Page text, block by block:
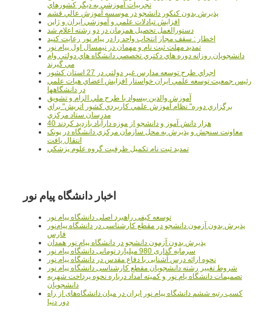
تجربيات آموزشي به ديگر کشورهاي
پذيرش بدون کنکور دانشجو در موسسه آموزش عالي قشم
افزايش تبادلات علمي و آموزشي ايران و ژاپن
دستورالعمل تحصیل همزمان در دو رشته اعلام شد
اخطار : سقف مجاز انتخاب واحد را در پیام نور رعایت کنید
تمدید مهلت ثبت نام و مهمان در نیمسال اول پیام نور
دانشجويان روزانه دوره هاي دكتري تخصصي دانشگاه هاي دولتي وام
مي گيرند
اجراي طرح توسعه مدارس غير دولتي در 27 استان کشور
رئيس جمعيت توسعه علمي ايران خواستار افزايش اعضاي هيات علمي
در دانشگاهها
آموزش والدين بيسواد با طرح ملي الزام و تشويق
برگزاري دوره" نظام آموزش علمي كاربردي كشور اتريش" براي
مدرسان ستاد مرکزي
40 هزار دانش آموز و دانشجو از موزه دارآباد بازديد کردند
معاونت سنجش و پذيرش به محل سازمان مرکزي دانشگاه در پونک
انتقال يافت
تمديد ثبت نام تکميل ظرفيت گروه علوم پزشکي
اخبار دانشگاه پیام نور
توسعه کیفی راهبرد اصلی دانشگاه پیام نور
پذیرش بدون آزمون دانشجو در مقطع کارشناسی در دانشگاه پیام‌نور
فارس
پذیرش بدون آزمون دانشجو در دانشگاه پیام نور همدان
سرمایه گذاری 980 میلیارد تومانی دانشگاه پیام نور
نحوه ارائه درس آشنایی با دفاع مقدس در دانشگاه پیام نور
شروط تغییر رشته دانشجویان مقطع کارشناسی دانشگاه پیام نور
تصمیمات دانشگاه یام نور و کمیته امداد درباره نحوه پرداخت شهریه
دانشجویان
کسب رتبه ششم دانشگاه پیام نور ایران در میان دانشگاه‌های از راه
دور دنیا